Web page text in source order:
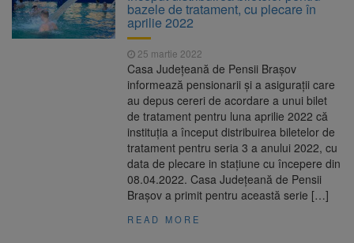
bazele de tratament, cu plecare în
aprilie 2022
25 martie 2022
Casa Județeană de Pensii Brașov
informează pensionarii și a asigurații care
au depus cereri de acordare a unui bilet
de tratament pentru luna aprilie 2022 că
instituția a început distribuirea biletelor de
tratament pentru seria 3 a anului 2022, cu
data de plecare in stațiune cu începere din
08.04.2022. Casa Județeană de Pensii
Brașov a primit pentru această serie […]
READ MORE